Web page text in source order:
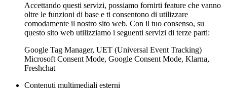
Accettando questi servizi, possiamo fornirti feature che vanno
oltre le funzioni di base e ti consentono di utilizzare
comodamente il nostro sito web. Con il tuo consenso, su
questo sito web utilizziamo i seguenti servizi di terze parti:
Google Tag Manager, UET (Universal Event Tracking)
Microsoft Consent Mode, Google Consent Mode, Klarna,
Freshchat
Contenuti multimediali esterni